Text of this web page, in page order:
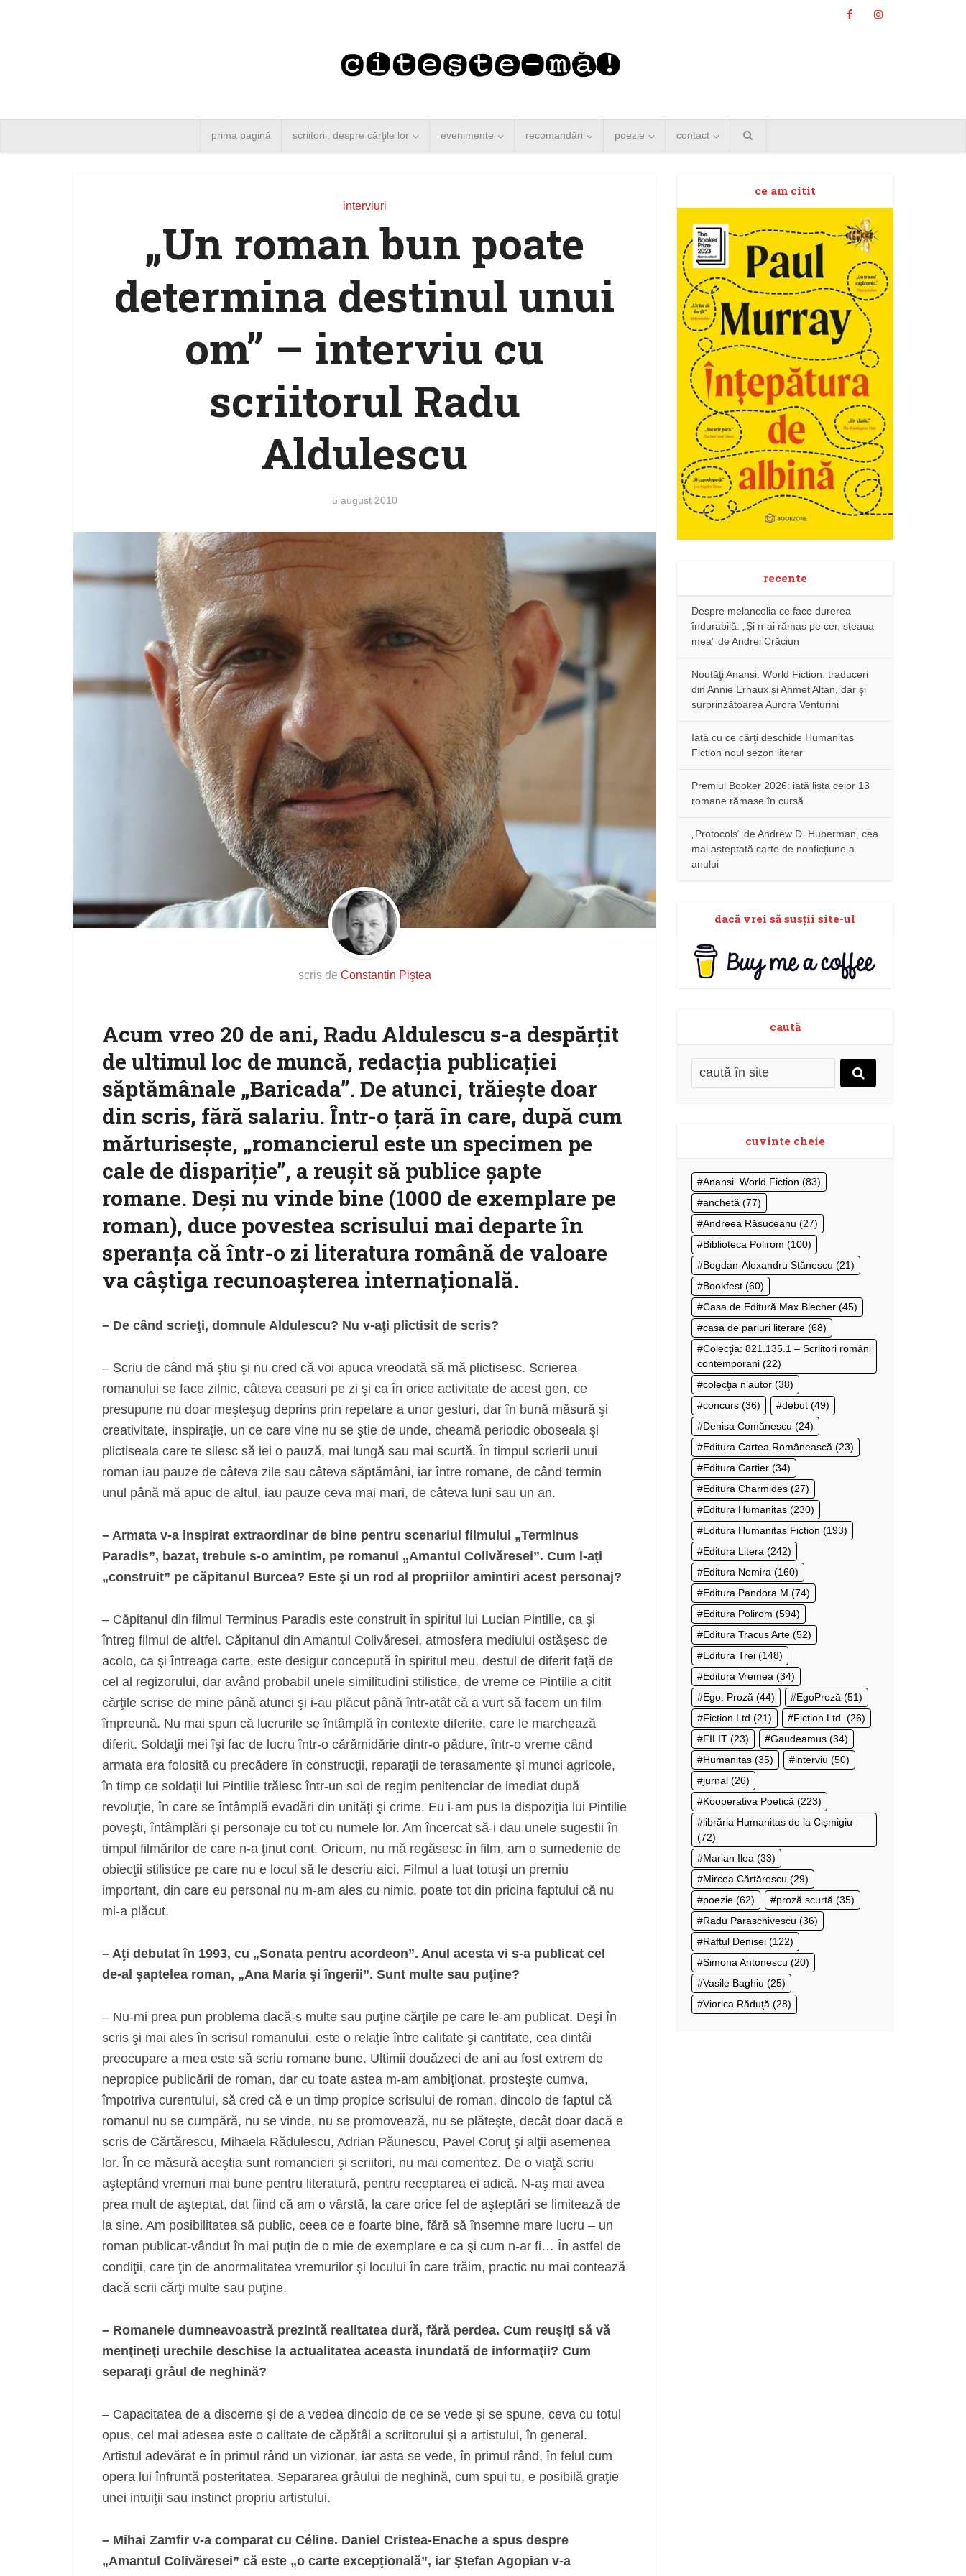
prima pagină scriitorii, despre cărţile lor evenimente recomandări poezie contact
interviuri
„Un roman bun poate
determina destinul unui
om” – interviu cu
scriitorul Radu
Aldulescu
5 august 2010
scris de Constantin Piştea
Acum vreo 20 de ani, Radu Aldulescu s-a despărţit
de ultimul loc de muncă, redacţia publicaţiei
săptămânale „Baricada”. De atunci, trăieşte doar
din scris, fără salariu. Într-o ţară în care, după cum
mărturiseşte, „romancierul este un specimen pe
cale de dispariţie”, a reuşit să publice şapte
romane. Deşi nu vinde bine (1000 de exemplare pe
roman), duce povestea scrisului mai departe în
speranţa că într-o zi literatura română de valoare
va câştiga recunoaşterea internaţională.
– De când scrieţi, domnule Aldulescu? Nu v-aţi plictisit de scris?
– Scriu de când mă ştiu şi nu cred că voi apuca vreodată să mă plictisesc. Scrierea
romanului se face zilnic, câteva ceasuri pe zi şi ca în orice activitate de acest gen, ce
presupune nu doar meşteşug deprins prin repetare a unor gesturi, dar în bună măsură şi
creativitate, inspiraţie, un ce care vine nu se ştie de unde, cheamă periodic oboseala şi
plictiseala care te silesc să iei o pauză, mai lungă sau mai scurtă. În timpul scrierii unui
roman iau pauze de câteva zile sau câteva săptămâni, iar între romane, de când termin
unul până mă apuc de altul, iau pauze ceva mai mari, de câteva luni sau un an.
– Armata v-a inspirat extraordinar de bine pentru scenariul filmului „Terminus
Paradis”, bazat, trebuie s-o amintim, pe romanul „Amantul Colivăresei”. Cum l-aţi
„construit” pe căpitanul Burcea? Este şi un rod al propriilor amintiri acest personaj?
– Căpitanul din filmul Terminus Paradis este construit în spiritul lui Lucian Pintilie, ca şi
întreg filmul de altfel. Căpitanul din Amantul Colivăresei, atmosfera mediului ostăşesc de
acolo, ca şi întreaga carte, este desigur concepută în spiritul meu, destul de diferit faţă de
cel al regizorului, dar având probabil unele similitudini stilistice, de vreme ce Pintilie a citit
cărţile scrise de mine până atunci şi i-au plăcut până într-atât că a vurt să facem un film
împreună. Nu mai spun că lucrurile se întâmplă în contexte diferite, care le marchează
diferit. Soldaţii mei îşi fac de lucru într-o cărămidărie dintr-o pădure, într-o vreme când
armata era folosită cu precădere în construcţii, reparaţii de terasamente şi munci agricole,
în timp ce soldaţii lui Pintilie trăiesc într-un soi de regim penitenciar de imediat după
revoluţie, în care se întâmplă evadări din unităţi şi crime. Eu i-am pus la dispoziţia lui Pintilie
poveşti, întâmplări şi personaje cu tot cu numele lor. Am încercat să-i dau unele sugestii în
timpul filmărilor de care n-a ţinut cont. Oricum, nu mă regăsesc în film, am o sumedenie de
obiecţii stilistice pe care nu e locul să le descriu aici. Filmul a luat totuşi un premiu
important, din care eu personal nu m-am ales cu nimic, poate tot din pricina faptului că nu
mi-a plăcut.
– Aţi debutat în 1993, cu „Sonata pentru acordeon”. Anul acesta vi s-a publicat cel
de-al şaptelea roman, „Ana Maria şi îngerii”. Sunt multe sau puţine?
– Nu-mi prea pun problema dacă-s multe sau puţine cărţile pe care le-am publicat. Deşi în
scris şi mai ales în scrisul romanului, este o relaţie între calitate şi cantitate, cea dintâi
preocupare a mea este să scriu romane bune. Ultimii douăzeci de ani au fost extrem de
nepropice publicării de roman, dar cu toate astea m-am ambiţionat, prosteşte cumva,
împotriva curentului, să cred că e un timp propice scrisului de roman, dincolo de faptul că
romanul nu se cumpără, nu se vinde, nu se promovează, nu se plăteşte, decât doar dacă e
scris de Cărtărescu, Mihaela Rădulescu, Adrian Păunescu, Pavel Coruţ şi alţii asemenea
lor. În ce măsură aceştia sunt romancieri şi scriitori, nu mai comentez. De o viaţă scriu
aşteptând vremuri mai bune pentru literatură, pentru receptarea ei adică. N-aş mai avea
prea mult de aşteptat, dat fiind că am o vârstă, la care orice fel de aşteptări se limitează de
la sine. Am posibilitatea să public, ceea ce e foarte bine, fără să însemne mare lucru – un
roman publicat-vândut în mai puţin de o mie de exemplare e ca şi cum n-ar fi… În astfel de
condiţii, care ţin de anormalitatea vremurilor şi locului în care trăim, practic nu mai contează
dacă scrii cărţi multe sau puţine.
– Romanele dumneavoastră prezintă realitatea dură, fără perdea. Cum reuşiţi să vă
menţineţi urechile deschise la actualitatea aceasta inundată de informaţii? Cum
separaţi grâul de neghină?
– Capacitatea de a discerne şi de a vedea dincolo de ce se vede şi se spune, ceva cu totul
opus, cel mai adesea este o calitate de căpătâi a scriitorului şi a artistului, în general.
Artistul adevărat e în primul rând un vizionar, iar asta se vede, în primul rând, în felul cum
opera lui înfruntă posteritatea. Separarea grâului de neghină, cum spui tu, e posibilă graţie
unei intuiţii sau instinct propriu artistului.
– Mihai Zamfir v-a comparat cu Céline. Daniel Cristea-Enache a spus despre
„Amantul Colivăresei” că este „o carte excepţională”, iar Ştefan Agopian v-a
ce am citit
recente
Despre melancolia ce face durerea
îndurabilă: „Și n-ai rămas pe cer, steaua
mea” de Andrei Crăciun
Noutăţi Anansi. World Fiction: traduceri
din Annie Ernaux și Ahmet Altan, dar şi
surprinzătoarea Aurora Venturini
Iată cu ce cărţi deschide Humanitas
Fiction noul sezon literar
Premiul Booker 2026: iată lista celor 13
romane rămase în cursă
„Protocols“ de Andrew D. Huberman, cea
mai așteptată carte de nonficțiune a
anului
dacă vrei să susţii site-ul
caută
cuvinte cheie
Anansi. World Fiction (83)
anchetă (77)
Andreea Răsuceanu (27)
Biblioteca Polirom (100)
Bogdan-Alexandru Stănescu (21)
Bookfest (60)
Casa de Editură Max Blecher (45)
casa de pariuri literare (68)
Colecţia: 821.135.1 – Scriitori români
contemporani (22)
colecţia n’autor (38)
concurs (36) debut (49)
Denisa Comănescu (24)
Editura Cartea Românească (23)
Editura Cartier (34)
Editura Charmides (27)
Editura Humanitas (230)
Editura Humanitas Fiction (193)
Editura Litera (242)
Editura Nemira (160)
Editura Pandora M (74)
Editura Polirom (594)
Editura Tracus Arte (52)
Editura Trei (148)
Editura Vremea (34)
Ego. Proză (44) EgoProză (51)
Fiction Ltd (21) Fiction Ltd. (26)
FILIT (23) Gaudeamus (34)
Humanitas (35) interviu (50)
jurnal (26)
Kooperativa Poetică (223)
librăria Humanitas de la Cișmigiu
(72)
Marian Ilea (33)
Mircea Cărtărescu (29)
poezie (62) proză scurtă (35)
Radu Paraschivescu (36)
Raftul Denisei (122)
Simona Antonescu (20)
Vasile Baghiu (25)
Viorica Răduţă (28)